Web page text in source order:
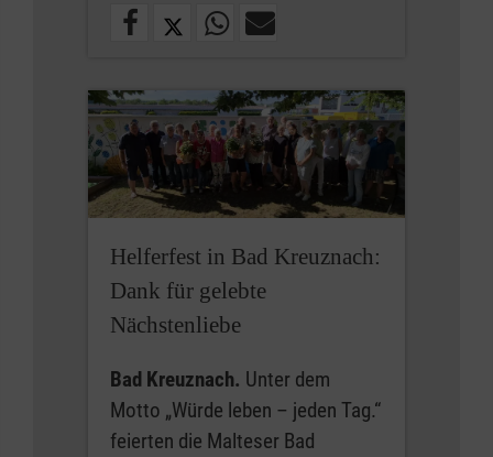
Helferfest in Bad Kreuznach:
Dank für gelebte
Nächstenliebe
Bad Kreuznach. Unter dem
Motto „Würde leben – jeden Tag.“
feierten die Malteser Bad